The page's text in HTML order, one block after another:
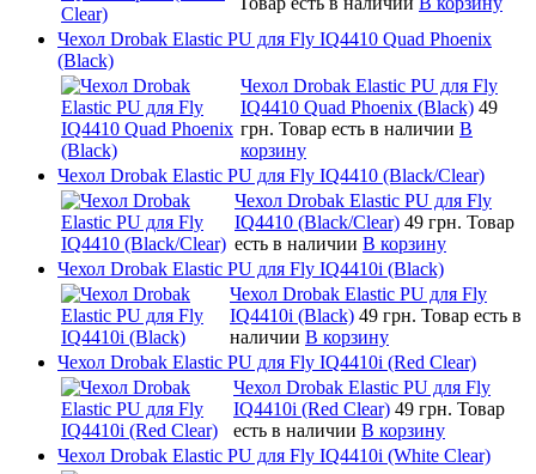
Чехол Drobak Elastic PU для Fly IQ4410 Quad Phoenix
(Black)
Чехол Drobak Elastic PU для Fly
IQ4410 Quad Phoenix (Black) 49
грн. Товар есть в наличии В
корзину
Чехол Drobak Elastic PU для Fly IQ4410 (Black/Clear)
Чехол Drobak Elastic PU для Fly
IQ4410 (Black/Clear) 49 грн. Товар
есть в наличии В корзину
Чехол Drobak Elastic PU для Fly IQ4410i (Black)
Чехол Drobak Elastic PU для Fly
IQ4410i (Black) 49 грн. Товар есть в
наличии В корзину
Чехол Drobak Elastic PU для Fly IQ4410i (Red Clear)
Чехол Drobak Elastic PU для Fly
IQ4410i (Red Clear) 49 грн. Товар
есть в наличии В корзину
Чехол Drobak Elastic PU для Fly IQ4410i (White Clear)